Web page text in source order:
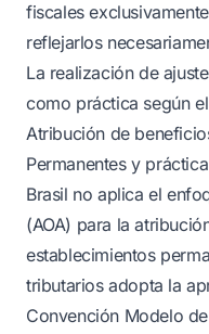
fiscales
reflejarlos
La realización de
como práctica según
Atribución de
Permanentes y
Brasil no aplica el
(AOA) para la
establecimientos
tributarios adopta la
Convención Modelo